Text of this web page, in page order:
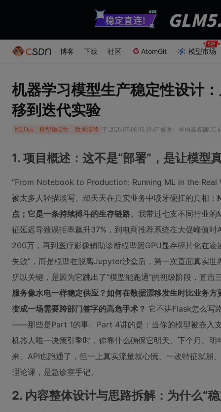
博客 下载 社区 AtomGit 模型市场
机器学习模型生产稳定性设计
移到迭代实验
MLOps 模型稳定性 数据漂移 于 2026-07-06 05:19:47 修改 · 本内容遵循CC
1. 项目概述：这不是“部署”，是让模型
“From Notebook to Production: Running ML in the
被太多人轻描淡写、却天天在真实业务中咬牙硬扛的真相：
点；它是一条持续搏斗的生存链路。我带过七支不同行业
征延迟导致误拒率飙升37%，到电商推荐系统在大促峰值
200万，再到医疗影像辅助诊断模型因GPU显存碎片化在
失败”，而是模型在脱离Jupyter沙盒后，第一次直面真实
所以关键，是因为它跳出了“模型能跑通”的初级阶段，直击
服务像水电一样稳定供应？如何在数据漂移发生时比业务
变成一场需要跨部门签字的高危手术？ 它不讲Flask怎么写
——那些是Part 1的事。Part 4讲的是：当你的模型被嵌入
机器人唯一决策引擎时，你靠什么确保它明天、下个月、
来、API也跑通了，但一上真实流量就心慌、一改特征就崩
理论课，是急诊室手记。
2. 内容整体设计与思路拆解：为什么“